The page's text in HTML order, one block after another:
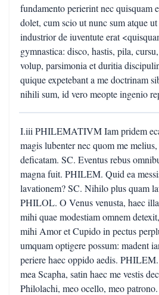
fundamento perierint nec quisquam
dolet, cum scio ut nunc sum atque
industrior de iuventute erat
gymnastica: disco, hastis, pila,
volup, parsimonia et duritia
quique expetebant a me doctrinam
nihili sum, id vero meopte ingenio
I.iii PHILEMATIVM Iam pridem
magis lubenter nec quom me melius,
deficatam. SC. Eventus rebus
magna fuit. PHILEM. Quid ea
lavationem? SC. Nihilo plus quam
PHILOL. O Venus venusta, haec illa
mihi quae modestiam omnem
mihi Amor et Cupido in pectus
umquam optigere possum: madent
periere haec oppido aedis.
mea Scapha, satin haec me vestis
Philolachi, meo ocello, meo